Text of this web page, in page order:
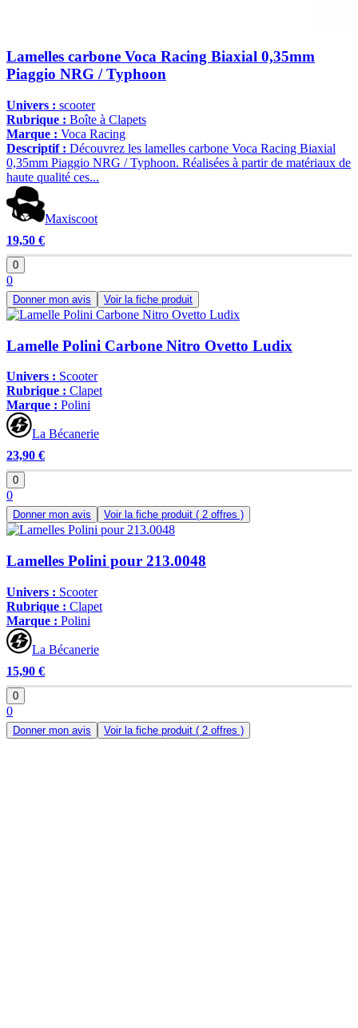
Lamelles carbone Voca Racing Biaxial 0,35mm
Piaggio NRG / Typhoon
Univers : scooter
Rubrique : Boîte à Clapets
Marque : Voca Racing
Descriptif : Découvrez les lamelles carbone Voca Racing Biaxial
0,35mm Piaggio NRG / Typhoon. Réalisées à partir de matériaux de
haute qualité ces...
Maxiscoot
19,50 €
0
0
Donner mon avis Voir la fiche produit
Lamelle Polini Carbone Nitro Ovetto Ludix
Univers : Scooter
Rubrique : Clapet
Marque : Polini
La Bécanerie
23,90 €
0
0
Donner mon avis Voir la fiche produit ( 2 offres )
Lamelles Polini pour 213.0048
Univers : Scooter
Rubrique : Clapet
Marque : Polini
La Bécanerie
15,90 €
0
0
Donner mon avis Voir la fiche produit ( 2 offres )